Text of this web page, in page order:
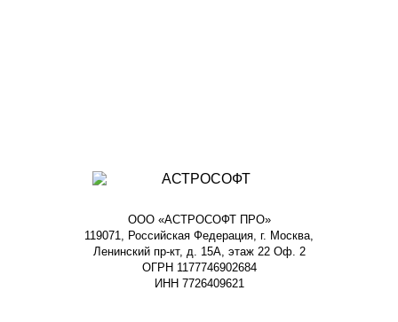
ООО «АСТРОСОФТ ПРО»
119071, Российская Федерация, г. Москва,
Ленинский пр-кт, д. 15А, этаж 22 Оф. 2
ОГРН 1177746902684
ИНН 7726409621